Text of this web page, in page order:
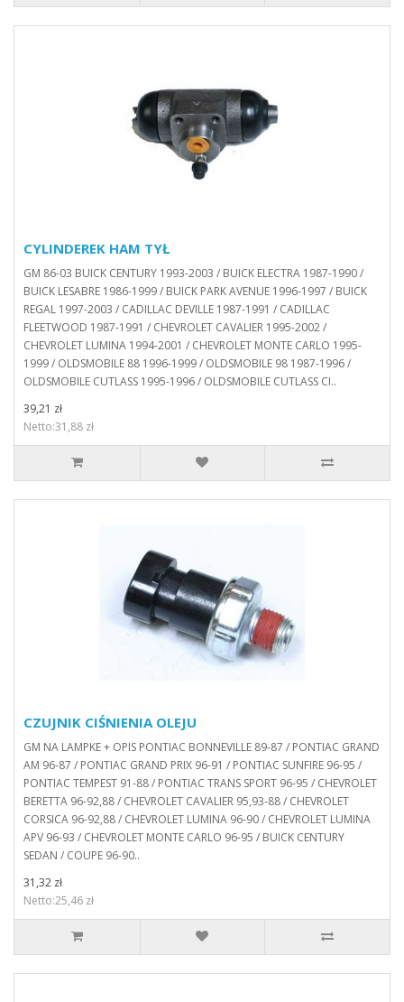
CYLINDEREK HAM TYŁ
GM 86-03 BUICK CENTURY 1993-2003 / BUICK ELECTRA 1987-1990 /
BUICK LESABRE 1986-1999 / BUICK PARK AVENUE 1996-1997 / BUICK
REGAL 1997-2003 / CADILLAC DEVILLE 1987-1991 / CADILLAC
FLEETWOOD 1987-1991 / CHEVROLET CAVALIER 1995-2002 /
CHEVROLET LUMINA 1994-2001 / CHEVROLET MONTE CARLO 1995-
1999 / OLDSMOBILE 88 1996-1999 / OLDSMOBILE 98 1987-1996 /
OLDSMOBILE CUTLASS 1995-1996 / OLDSMOBILE CUTLASS CI..
39,21 zł
Netto:31,88 zł
CZUJNIK CIŚNIENIA OLEJU
GM NA LAMPKE + OPIS PONTIAC BONNEVILLE 89-87 / PONTIAC GRAND
AM 96-87 / PONTIAC GRAND PRIX 96-91 / PONTIAC SUNFIRE 96-95 /
PONTIAC TEMPEST 91-88 / PONTIAC TRANS SPORT 96-95 / CHEVROLET
BERETTA 96-92,88 / CHEVROLET CAVALIER 95,93-88 / CHEVROLET
CORSICA 96-92,88 / CHEVROLET LUMINA 96-90 / CHEVROLET LUMINA
APV 96-93 / CHEVROLET MONTE CARLO 96-95 / BUICK CENTURY
SEDAN / COUPE 96-90..
31,32 zł
Netto:25,46 zł